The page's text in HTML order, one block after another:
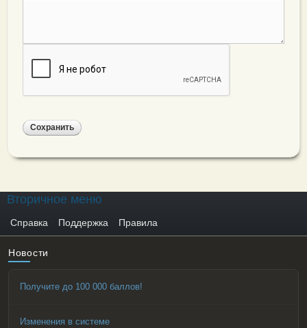
Вторичное меню
Справка Поддержка Правила
Новости
Получите до 100 000 баллов!
Изменения в системе